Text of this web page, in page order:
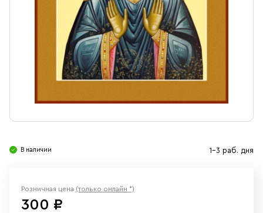
Ювелирные изделия
В наличии 1-3 раб. дня
Розничная цена (только онлайн *)
300 ₽